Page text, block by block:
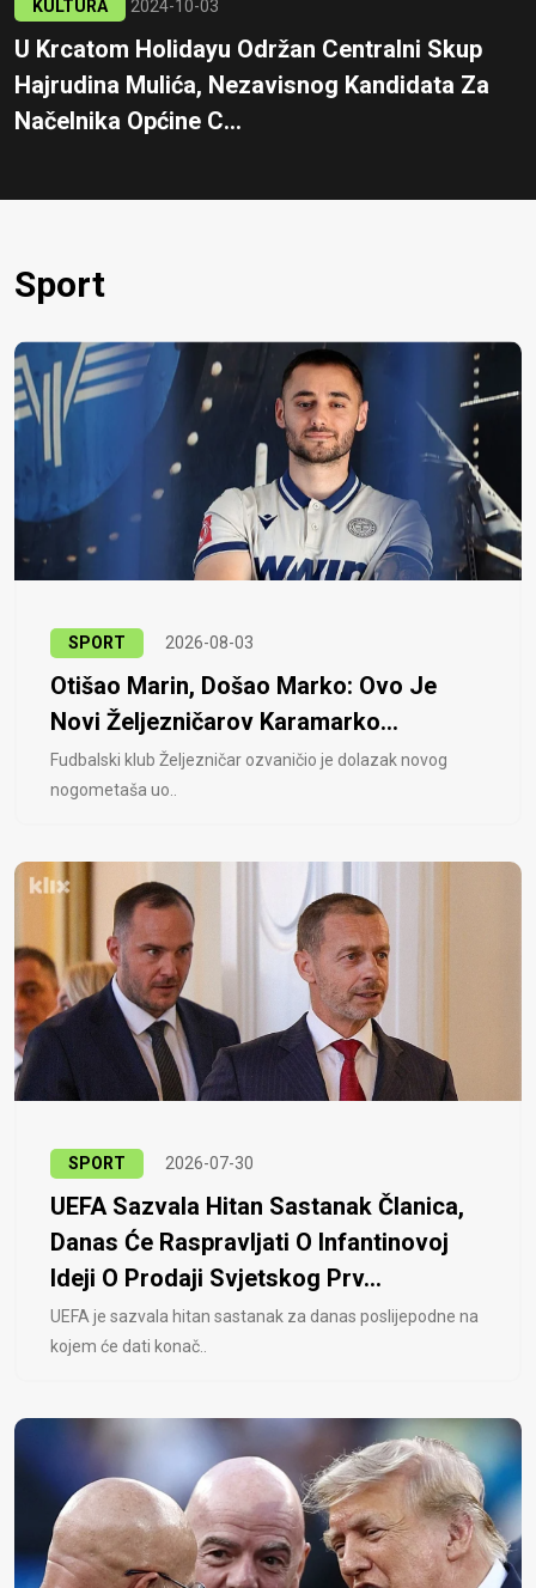
KULTURA 2024-10-03
U Krcatom Holidayu Održan Centralni Skup
Hajrudina Mulića, Nezavisnog Kandidata Za
Načelnika Općine C...
Sport
SPORT 2026-08-03
Otišao Marin, Došao Marko: Ovo Je
Novi Željezničarov Karamarko...
Fudbalski klub Željezničar ozvaničio je dolazak novog
nogometaša uo..
SPORT 2026-07-30
UEFA Sazvala Hitan Sastanak Članica,
Danas Će Raspravljati O Infantinovoj
Ideji O Prodaji Svjetskog Prv...
UEFA je sazvala hitan sastanak za danas poslijepodne na
kojem će dati konač..